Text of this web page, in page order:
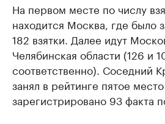
На первом месте по числу
находится Москва, где было
182 взятки. Далее идут
Челябинская области (126 и
соответственно). Соседний
занял в рейтинге пятое
зарегистрировано 93 факта